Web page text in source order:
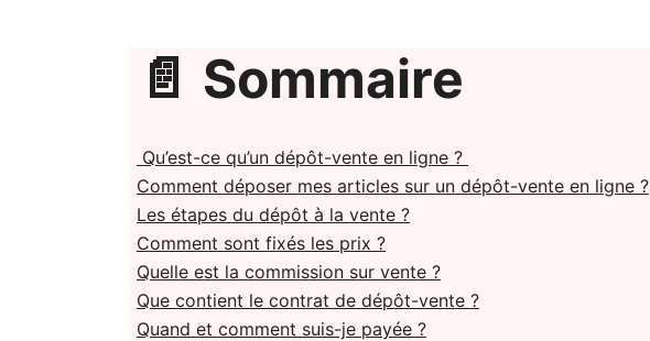
📄 Sommaire
Qu’est-ce qu’un dépôt-vente en ligne ?
Comment déposer mes articles sur un dépôt-vente en ligne ?
Les étapes du dépôt à la vente ?
Comment sont fixés les prix ?
Quelle est la commission sur vente ?
Que contient le contrat de dépôt-vente ?
Quand et comment suis-je payée ?